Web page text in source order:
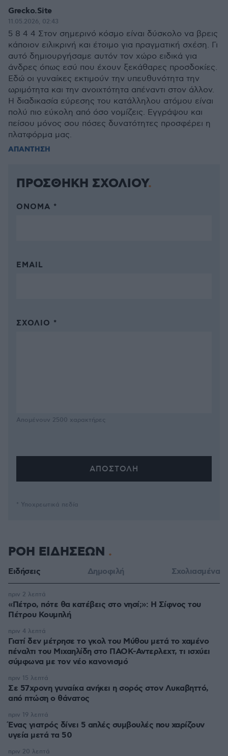
Grecko.Site
11.05.2026, 02:43
5 8 4 4 Στον σημερινό κόσμο είναι δύσκολο να βρεις
κάποιον ειλικρινή και έτοιμο για πραγματική σχέση. Γι
αυτό δημιουργήσαμε αυτόν τον χώρο ειδικά για
άνδρες όπως εσύ που έχουν ξεκάθαρες προσδοκίες.
Εδώ οι γυναίκες εκτιμούν την υπευθυνότητα την
ωριμότητα και την ανοιχτότητα απέναντι στον άλλον.
Η διαδικασία εύρεσης του κατάλληλου ατόμου είναι
πολύ πιο εύκολη από όσο νομίζεις. Εγγράψου και
πείσου μόνος σου πόσες δυνατότητες προσφέρει η
πλατφόρμα μας.
ΑΠΑΝΤΗΣΗ
ΠΡΟΣΘΗΚΗ ΣΧΟΛΙΟΥ
ΌΝΟΜΑ *
EMAIL
ΣΧΌΛΙΟ *
Απομένουν 2500 χαρακτήρες
* Υποχρεωτικά πεδία
ΡΟΗ ΕΙΔΗΣΕΩΝ
Ειδήσεις Δημοφιλή Σχολιασμένα
«Πέτρο, πότε θα κατέβεις στο νησί;»: Η Σίφνος του
Πέτρου Κουμπλή
πριν 2 λεπτά
Γιατί δεν μέτρησε το γκολ του Μύθου μετά το χαμένο
πέναλτι του Μιχαηλίδη στο ΠΑΟΚ-Αντερλεχτ, τι ισχύει
σύμφωνα με τον νέο κανονισμό
πριν 4 λεπτά
Σε 57χρονη γυναίκα ανήκει η σορός στον Λυκαβηττό,
από πτώση ο θάνατος
πριν 15 λεπτά
Ένας γιατρός δίνει 5 απλές συμβουλές που χαρίζουν
υγεία μετά τα 50
πριν 19 λεπτά
πριν 20 λεπτά